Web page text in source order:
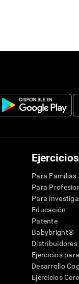
Ejercicios
Para Familias
Para
Para
Educación
Patente
Babybright®
Distribuidores
Ejercicios
Desarrollo
Ejercicios